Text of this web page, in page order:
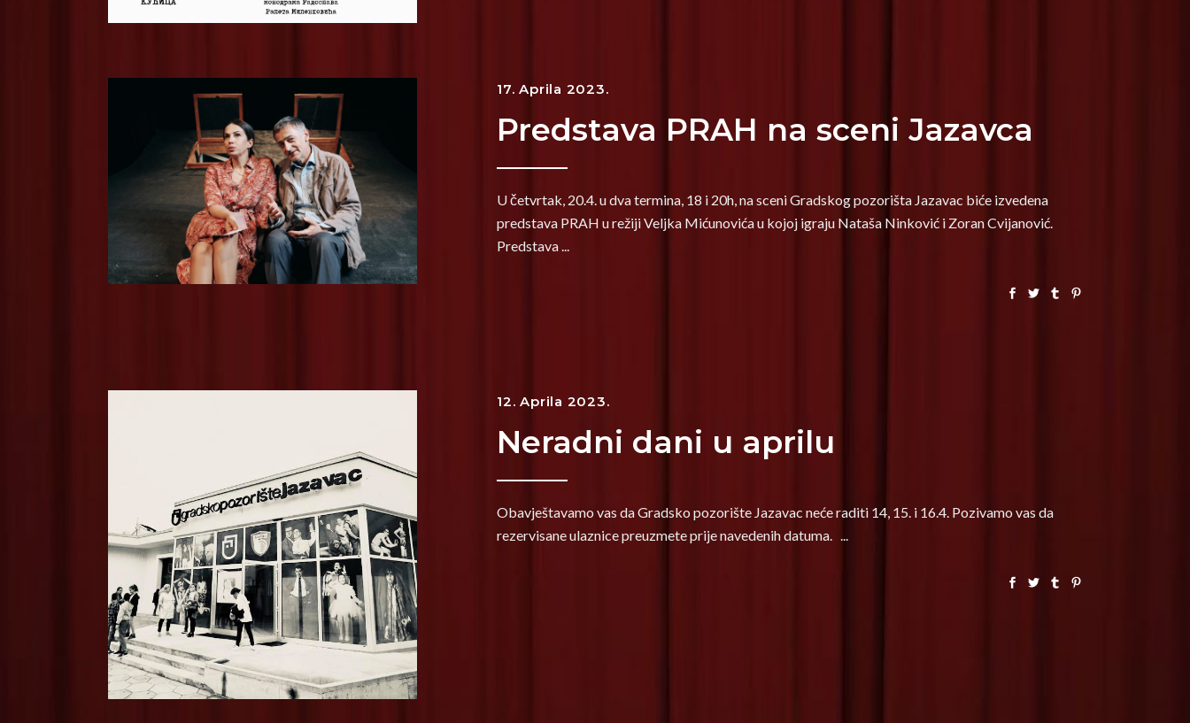
17. Aprila 2023.
Predstava PRAH na sceni Jazavca
U četvrtak, 20.4. u dva termina, 18 i 20h, na sceni Gradskog pozorišta Jazavac biće izvedena
predstava PRAH u režiji Veljka Mićunovića u kojoj igraju Nataša Ninković i Zoran Cvijanović.
Predstava
12. Aprila 2023.
Neradni dani u aprilu
Obavještavamo vas da Gradsko pozorište Jazavac neće raditi 14, 15. i 16.4. Pozivamo vas da
rezervisane ulaznice preuzmete prije navedenih datuma.